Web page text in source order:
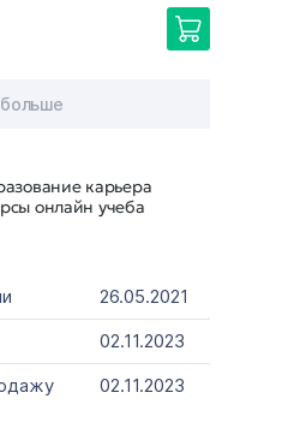
карьера
онлайн учеба
26.05.2021
02.11.2023
02.11.2023